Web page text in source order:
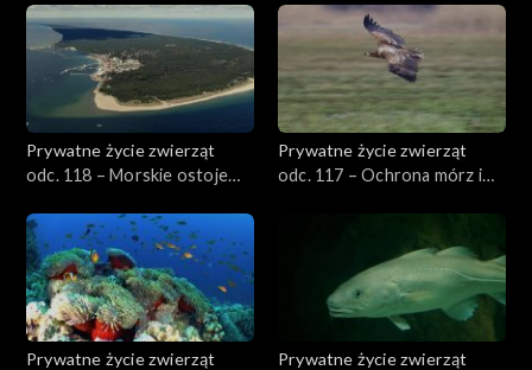
Prywatne życie zwierząt
odc. 118 – Morskie ostoje
Prywatne życie zwierząt
odc. 117 – Ochrona mórz i
Prywatne życie zwierząt
Prywatne życie zwierząt